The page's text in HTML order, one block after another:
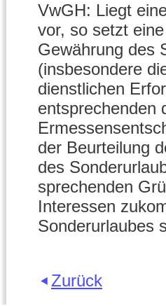
VwGH: Liegt
vor, so setzt
Gewährung des
(insbesondere
dienstlichen
entsprechenden
der Beurteilung
des
sprechenden
Interessen
Sonderurlaubes
Zurück